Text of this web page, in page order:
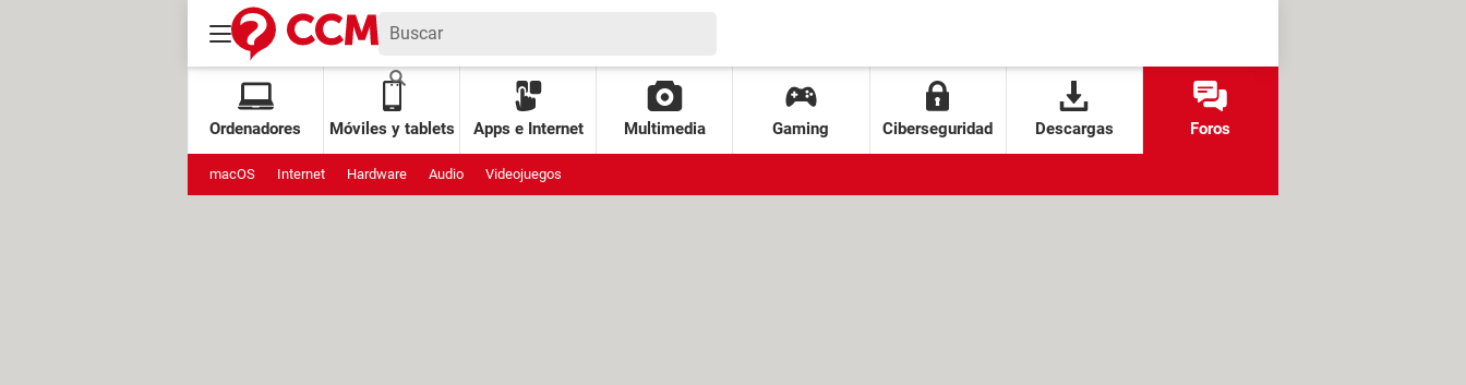
Ordenadores Móviles y tablets Apps e Internet Multimedia Gaming Ciberseguridad Descargas Foros
macOS Internet Hardware Audio Videojuegos